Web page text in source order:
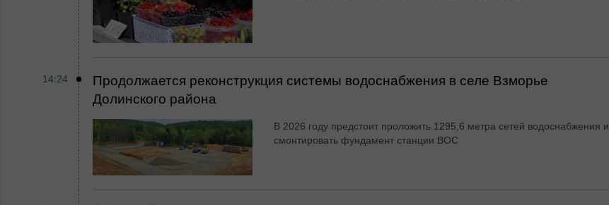
14:24
Продолжается реконструкция системы водоснабжения в селе Взморье
Долинского района
В 2026 году предстоит проложить 1295,6 метра сетей водоснабжения и
смонтировать фундамент станции ВОС